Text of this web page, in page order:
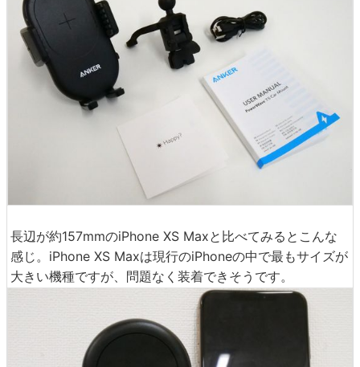
長辺が約157mmのiPhone XS Maxと比べてみるとこんな
感じ。iPhone XS Maxは現行のiPhoneの中で最もサイズが
大きい機種ですが、問題なく装着できそうです。